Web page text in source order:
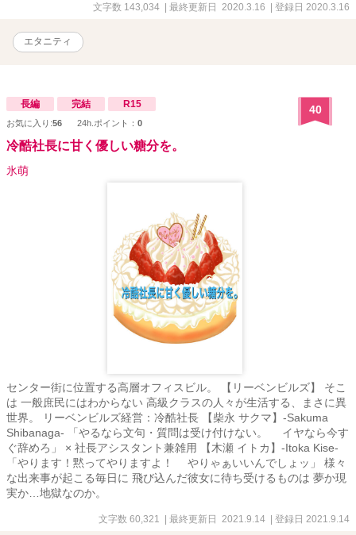
文字数 143,034 | 最終更新日 2020.3.16 | 登録日 2020.3.16
エタニティ
長編 完結 R15
お気に入り:56 24h.ポイント： 0
40
冷酷社長に甘く優しい糖分を。
氷萌
センター街に位置する高層オフィスビル。 【リーベンビルズ】 そこ
は 一般庶民にはわからない 高級クラスの人々が生活する、まさに異
世界。 リーベンビルズ経営：冷酷社長 【柴永 サクマ】‐Sakuma
Shibanaga- 「やるなら文句・質問は受け付けない。 イヤなら今す
ぐ辞めろ」 × 社長アシスタント兼雑用 【木瀬 イトカ】-Itoka Kise-
「やります！黙ってやりますよ！ やりゃぁいいんでしょッ」 様々
な出来事が起こる毎日に 飛び込んだ彼女に待ち受けるものは 夢か現
実か…地獄なのか。
文字数 60,321 | 最終更新日 2021.9.14 | 登録日 2021.9.14